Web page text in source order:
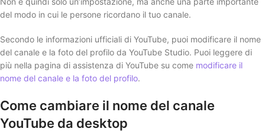
del modo in cui le persone ricordano il tuo canale.
Secondo le informazioni ufficiali di YouTube, puoi modificare il nome
del canale e la foto del profilo da YouTube Studio. Puoi leggere di
più nella pagina di assistenza di YouTube su come modificare il
nome del canale e la foto del profilo.
Come cambiare il nome del canale
YouTube da desktop